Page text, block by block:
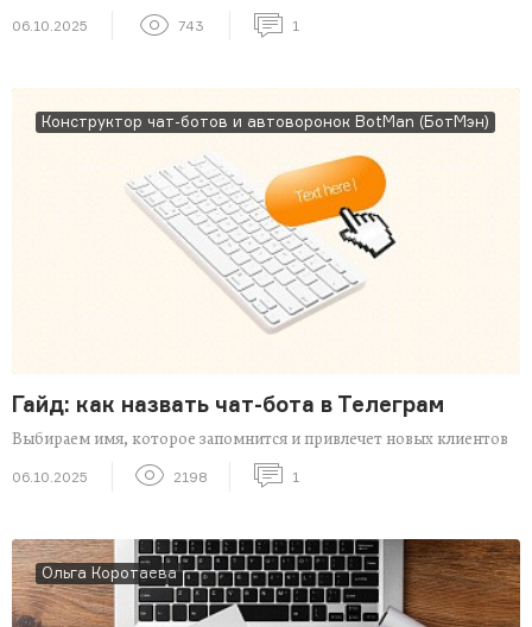
06.10.2025 743 1
Конструктор чат-ботов и автоворонок BotMan (БотМэн)
Гайд: как назвать чат-бота в Телеграм
Выбираем имя, которое запомнится и привлечет новых клиентов
06.10.2025 2198 1
Ольга Коротаева